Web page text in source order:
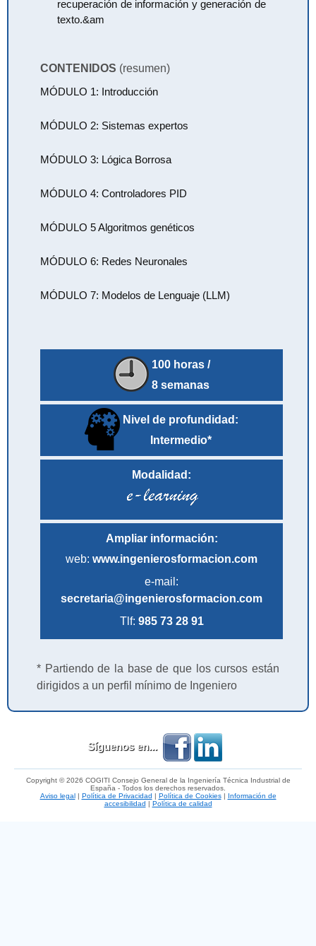
recuperación de información y generación de
texto.&am
CONTENIDOS (resumen)
MÓDULO 1: Introducción
MÓDULO 2: Sistemas expertos
MÓDULO 3: Lógica Borrosa
MÓDULO 4: Controladores PID
MÓDULO 5 Algoritmos genéticos
MÓDULO 6: Redes Neuronales
MÓDULO 7: Modelos de Lenguaje (LLM)
100 horas /
8 semanas
Nivel de profundidad:
Intermedio*
Modalidad:
Ampliar información:
web: www.ingenierosformacion.com
e-mail:
secretaria@ingenierosformacion.com
Tlf: 985 73 28 91
* Partiendo de la base de que los cursos están
dirigidos a un perfil mínimo de Ingeniero
Síguenos en...
Copyright © 2026 COGITI Consejo General de la Ingeniería Técnica Industrial de
España - Todos los derechos reservados.
Aviso legal
Política de Privacidad Política de Cookies|
Información de
accesibilidad
Política de calidad